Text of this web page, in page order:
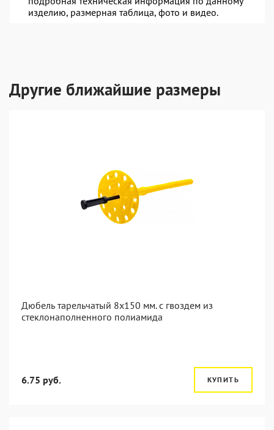
изделию, размерная таблица, фото и видео.
Другие ближайшие размеры
Дюбель тарельчатый 8x150 мм. c гвоздем из
стеклонаполненного полиамида
6.75 руб. КУПИТЬ